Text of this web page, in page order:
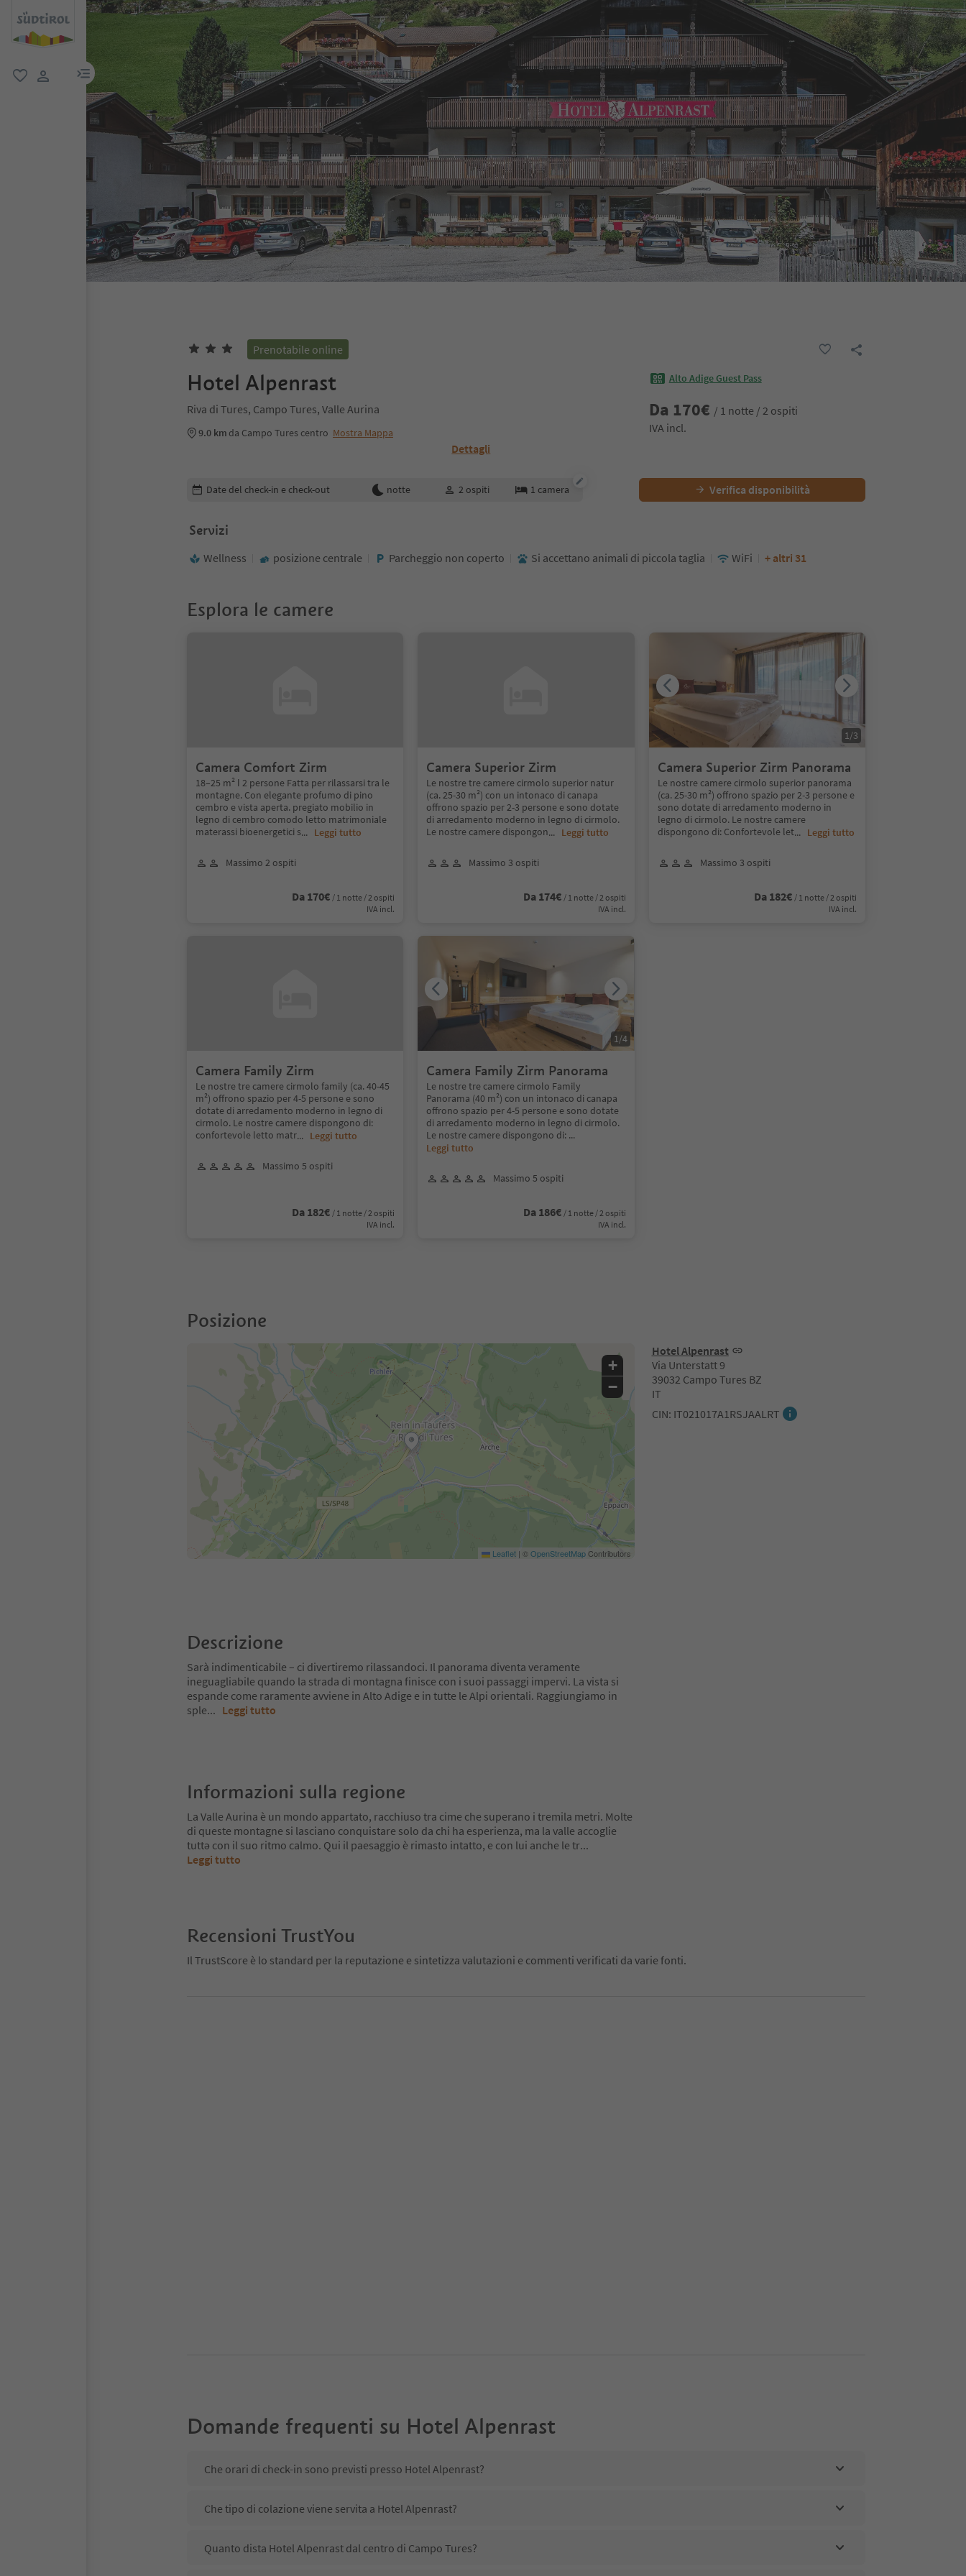
menu link
Prenotabile online
Hotel Alpenrast
Riva di Tures, Campo Tures, Valle Aurina
9.0 km da Campo Tures centro Mostra Mappa
Dettagli
Alto Adige Guest Pass
Da 170€ / 1 notte / 2 ospiti
IVA incl.
Modifica i dettagli della prenotazione
Date del check-in e check-out notte 2 ospiti 1 camera Verifica disponibilità
Servizi
Wellness posizione centrale Parcheggio non coperto Si accettano animali di piccola taglia WiFi + altri 31
Esplora le camere
Camera Comfort Zirm
18–25 m² ǀ 2 persone Fatta per rilassarsi tra le
montagne. Con elegante profumo di pino
cembro e vista aperta. pregiato mobilio in
legno di cembro comodo letto matrimoniale
materassi bioenergetici s... Leggi tutto
Massimo 2 ospiti
Da 170€ / 1 notte / 2 ospiti
IVA incl.
Camera Superior Zirm
Le nostre tre camere cirmolo superior natur
(ca. 25-30 m²) con un intonaco di canapa
offrono spazio per 2-3 persone e sono dotate
di arredamento moderno in legno di cirmolo.
Le nostre camere dispongon... Leggi tutto
Massimo 3 ospiti
Da 174€ / 1 notte / 2 ospiti
IVA incl.
Camera Superior Zirm Panorama
Le nostre camere cirmolo superior panorama
(ca. 25-30 m²) offrono spazio per 2-3 persone e
sono dotate di arredamento moderno in
legno di cirmolo. Le nostre camere
dispongono di: Confortevole let... Leggi tutto
Massimo 3 ospiti
Da 182€ / 1 notte / 2 ospiti
IVA incl.
1/3
Camera Family Zirm
Le nostre tre camere cirmolo family (ca. 40-45
m²) offrono spazio per 4-5 persone e sono
dotate di arredamento moderno in legno di
cirmolo. Le nostre camere dispongono di:
confortevole letto matr... Leggi tutto
Massimo 5 ospiti
Da 182€ / 1 notte / 2 ospiti
IVA incl.
Camera Family Zirm Panorama
Le nostre tre camere cirmolo Family
Panorama (40 m²) con un intonaco di canapa
offrono spazio per 4-5 persone e sono dotate
di arredamento moderno in legno di cirmolo.
Le nostre camere dispongono di: ...
Leggi tutto
Massimo 5 ospiti
Da 186€ / 1 notte / 2 ospiti
IVA incl.
1/4
Posizione
Hotel Alpenrast
Via Unterstatt 9
39032 Campo Tures BZ
IT
CIN: IT021017A1RSJAALRT
+
−
Leaflet | ©OpenStreetMapContributors
Descrizione
Sarà indimenticabile – ci divertiremo rilassandoci. Il panorama diventa veramente
ineguagliabile quando la strada di montagna finisce con i suoi passaggi impervi. La vista si
espande come raramente avviene in Alto Adige e in tutte le Alpi orientali. Raggiungiamo in
sple... Leggi tutto
Informazioni sulla regione
La Valle Aurina è un mondo appartato, racchiuso tra cime che superano i tremila metri. Molte
di queste montagne si lasciano conquistare solo da chi ha esperienza, ma la valle accoglie
tuttə con il suo ritmo calmo. Qui il paesaggio è rimasto intatto, e con lui anche le tr...
Leggi tutto
Recensioni TrustYou
Il TrustScore è lo standard per la reputazione e sintetizza valutazioni e commenti verificati da varie fonti.
Domande frequenti su Hotel Alpenrast
Che orari di check-in sono previsti presso Hotel Alpenrast?
Che tipo di colazione viene servita a Hotel Alpenrast?
Quanto dista Hotel Alpenrast dal centro di Campo Tures?